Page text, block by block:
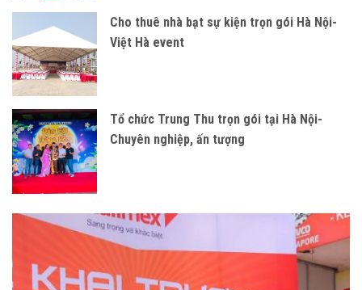
Cho thuê nhà bạt sự kiện trọn gói Hà Nội-
Việt Hà event
Tổ chức Trung Thu trọn gói tại Hà Nội-
Chuyên nghiệp, ấn tượng